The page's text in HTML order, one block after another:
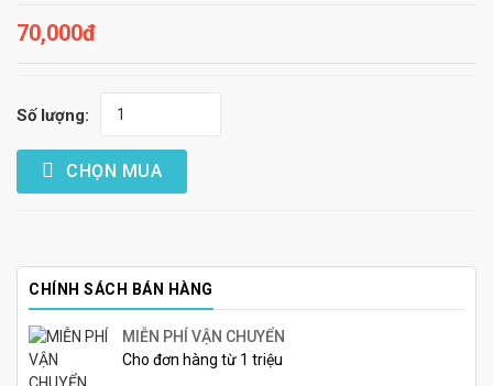
70,000đ
Số lượng:
CHỌN MUA
CHÍNH SÁCH BÁN HÀNG
MIỄN PHÍ VẬN CHUYỂN
Cho đơn hàng từ 1 triệu